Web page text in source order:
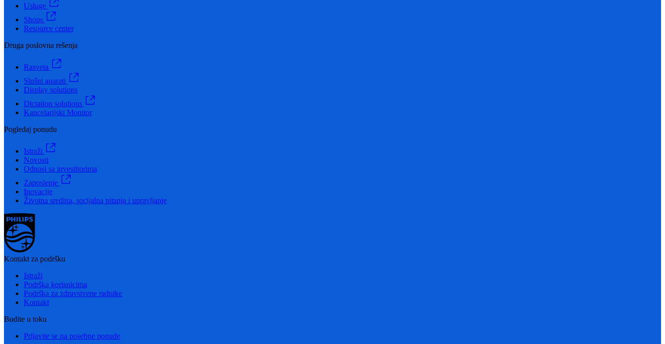
Usluge
Shops
Resource center
Druga poslovna rešenja
Rasveta
Slušni aparati
Display solutions
Dictation solutions
Kancelarijski Monitor
Pogledaj ponudu
Istraži
Novosti
Odnosi sa investitorima
Zaposlenje
Inovacije
Životna sredina, socijalna pitanja i upravljanje
Kontakt za podršku
Istraži
Podrška korisnicima
Podrška za zdravstvene radnike
Kontakt
Budite u toku
Prijavite se na posebne ponude